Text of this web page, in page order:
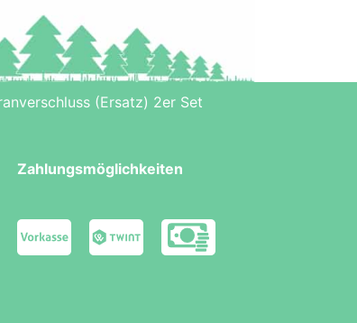
(Ersatz) 2er Set
Zahlungsmöglichkeiten